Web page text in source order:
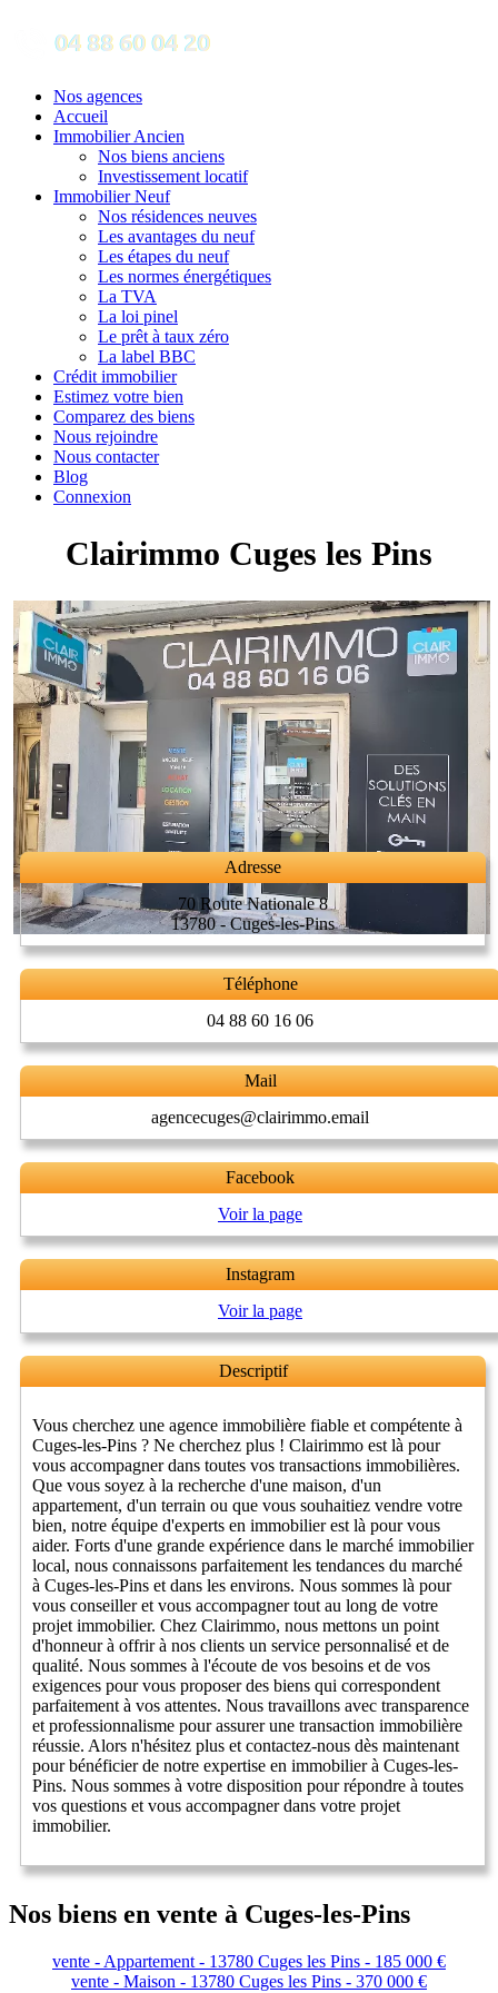
Nos agences
Accueil
Immobilier Ancien
Nos biens anciens
Investissement locatif
Immobilier Neuf
Nos résidences neuves
Les avantages du neuf
Les étapes du neuf
Les normes énergétiques
La TVA
La loi pinel
Le prêt à taux zéro
La label BBC
Crédit immobilier
Estimez votre bien
Comparez des biens
Nous rejoindre
Nous contacter
Blog
Connexion
Clairimmo Cuges les Pins
Adresse
70 Route Nationale 8
13780 - Cuges-les-Pins
Téléphone
04 88 60 16 06
Mail
agencecuges@clairimmo.email
Facebook
Voir la page
Instagram
Voir la page
Descriptif
Vous cherchez une agence immobilière fiable et compétente à
Cuges-les-Pins ? Ne cherchez plus ! Clairimmo est là pour
vous accompagner dans toutes vos transactions immobilières.
Que vous soyez à la recherche d'une maison, d'un
appartement, d'un terrain ou que vous souhaitiez vendre votre
bien, notre équipe d'experts en immobilier est là pour vous
aider. Forts d'une grande expérience dans le marché immobilier
local, nous connaissons parfaitement les tendances du marché
à Cuges-les-Pins et dans les environs. Nous sommes là pour
vous conseiller et vous accompagner tout au long de votre
projet immobilier. Chez Clairimmo, nous mettons un point
d'honneur à offrir à nos clients un service personnalisé et de
qualité. Nous sommes à l'écoute de vos besoins et de vos
exigences pour vous proposer des biens qui correspondent
parfaitement à vos attentes. Nous travaillons avec transparence
et professionnalisme pour assurer une transaction immobilière
réussie. Alors n'hésitez plus et contactez-nous dès maintenant
pour bénéficier de notre expertise en immobilier à Cuges-les-
Pins. Nous sommes à votre disposition pour répondre à toutes
vos questions et vous accompagner dans votre projet
immobilier.
Nos biens en vente à Cuges-les-Pins
vente - Appartement - 13780 Cuges les Pins - 185 000 €
vente - Maison - 13780 Cuges les Pins - 370 000 €